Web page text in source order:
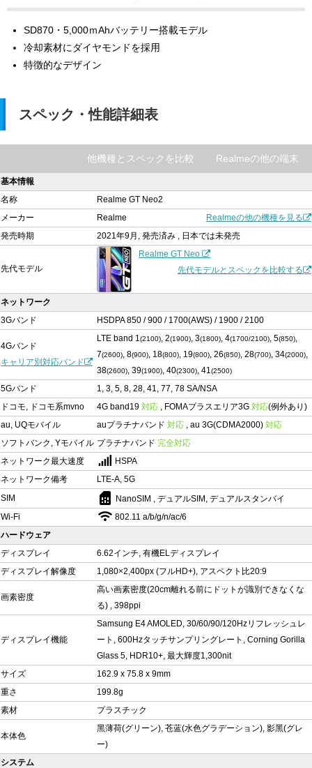
SD870・5,000ｍAhバッテリー搭載モデル
冷却素材にダイヤモンドを採用
特徴的なデザイン
スペック・性能詳細表
Realmeの他の端末
他機種とスペックを比較
基本情報
名称
Realme GT Neo2
メーカー
Realme
Realmeの他の機種を見る
発売時期
2021年9月, 発売済み , 日本では未発売
先代モデル
Realme GT Neo
先代モデルとスペックを比較する
ネットワーク
3Gバンド
HSDPA 850 / 900 / 1700(AWS) / 1900 / 2100
4Gバンド
キャリア別対応バンド
LTE band 1(2100), 2(1900), 3(1800), 4(1700/2100), 5(850),
7(2600), 8(900), 18(800), 19(800), 26(850), 28(700), 34(2000),
38(2600), 39(1900), 40(2300), 41(2500)
5Gバンド
1, 3, 5, 8, 28, 41, 77, 78 SA/NSA
ドコモ, ドコモ系mvno
4G band19 対応 , FOMAプラスエリア3G 対応(例外あり)
au, UQモバイル
auプラチナバンド 対応 , au 3G(CDMA2000) 対応
ソフトバンク, Yモバイル プラチナバンド 完全対応
ネットワーク最大速度
HSPA
ネットワーク備考
LTE-A, 5G
SIM
sim_card NanoSIM , デュアルSIM, デュアルスタンバイ
Wi-Fi
802.11 a/b/g/n/ac/6
ハードウェア
ディスプレイ
6.62インチ, 有機ELディスプレイ
ディスプレイ解像度
1,080×2,400px (フルHD+), アスペクト比20:9
画素密度
高い画素密度(20cm離れる前にドットが識別できなくな
る) , 398ppi
ディスプレイ機能
Samsung E4 AMOLED, 30/60/90/120Hzリフレッシュレ
ート, 600Hzタッチサンプリングレート, Corning Gorilla
Glass 5, HDR10+, 最大輝度1,300nit
サイズ
162.9 x 75.8 x 9mm
重さ
199.8g
素材
プラスチック
本体色
黑薄荷(グリーン), 苍蓝(水色グラデーション), 影黑(グレ
ー)
システム